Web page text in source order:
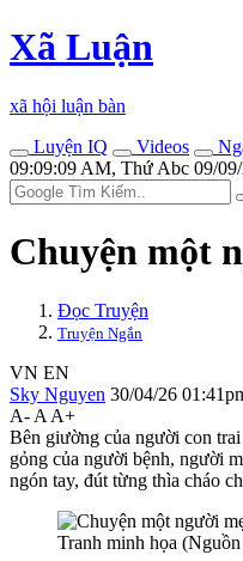
Xã Luận
xã hội luận bàn
Luyện IQ
Videos
09:09:09 AM, Thứ Abc 09/09/
Chuyện một
Đọc Truyện
Truyện Ngắn
VN EN
Sky Nguyen 30/04/26
A- A A+
Bên giường của người con
gỏng của người bệnh, người
ngón tay, đút từng thìa cháo
Tranh minh họa